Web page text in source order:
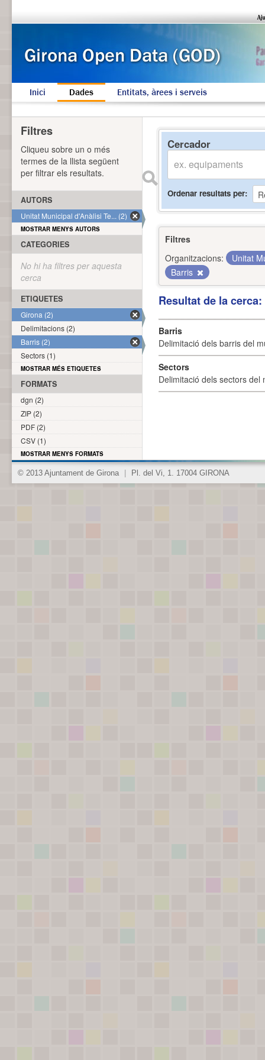
Inici Dades Entitats, àrees i serveis
Cercador
Ordenar resultats per
Filtres
Organitzacions:
Unitat
Barris
Resultat de la
Barris
Delimitació dels barris del
Sectors
Delimitació dels sectors del
Filtres
Cliqueu sobre un o més
termes de la llista següent
per filtrar els resultats.
AUTORS
Unitat Municipal d'Anàlisi Te... (2)
MOSTRAR MENYS AUTORS
CATEGORIES
No hi ha filtres per aquesta
cerca
ETIQUETES
Girona (2)
Delimitacions (2)
Barris (2)
Sectors (1)
MOSTRAR MÉS ETIQUETES
FORMATS
dgn (2)
ZIP (2)
PDF (2)
CSV (1)
MOSTRAR MENYS FORMATS
© 2013 Ajuntament de Girona Pl. del Vi, 1. 17004 GIRONA